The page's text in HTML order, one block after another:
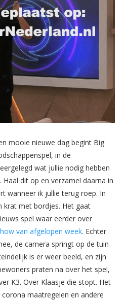
mooie nieuwe dag begint Big
in de
wat jullie nodig hebben
dit op en verzamel daarna in
wanneer ik jullie terug roep. In
krat met bordjes. Het gaat
spel waar eerder over
van afgelopen week. Echter
de camera springt op de tuin
is er weer beeld, en zijn
praten na over het spel,
K3. Over Klaasje die stopt. Het
maatregelen en andere